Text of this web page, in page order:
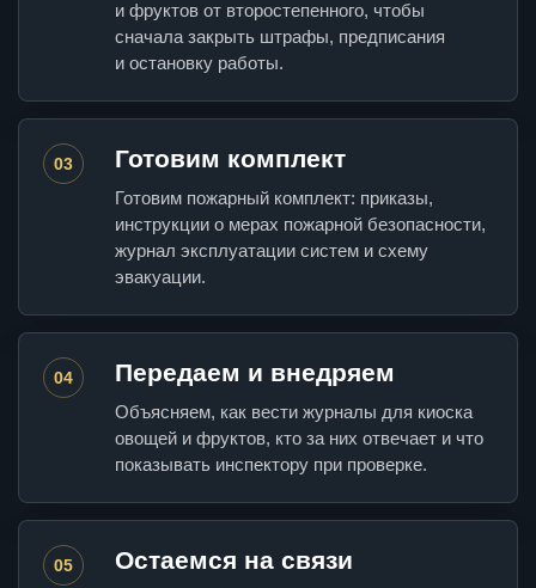
и фруктов от второстепенного, чтобы
сначала закрыть штрафы, предписания
и остановку работы.
03 Готовим комплект
Готовим пожарный комплект: приказы,
инструкции о мерах пожарной безопасности,
журнал эксплуатации систем и схему
эвакуации.
04 Передаем и внедряем
Объясняем, как вести журналы для киоска
овощей и фруктов, кто за них отвечает и что
показывать инспектору при проверке.
05 Остаемся на связи